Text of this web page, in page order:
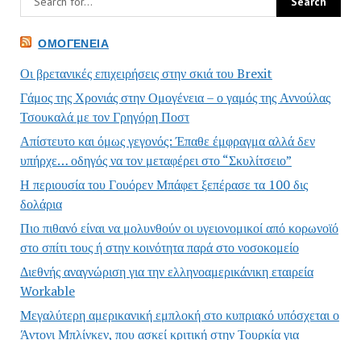
ΟΜΟΓΈΝΕΙΑ
Οι βρετανικές επιχειρήσεις στην σκιά του Brexit
Γάμος της Χρονιάς στην Ομογένεια – ο γαμός της Αννούλας
Τσουκαλά με τον Γρηγόρη Ποστ
Απίστευτο και όμως γεγονός: Έπαθε έμφραγμα αλλά δεν
υπήρχε… οδηγός να τον μεταφέρει στο “Σκυλίτσειο”
Η περιουσία του Γουόρεν Μπάφετ ξεπέρασε τα 100 δις
δολάρια
Πιο πιθανό είναι να μολυνθούν οι υγειονομικοί από κορωνοϊό
στο σπίτι τους ή στην κοινότητα παρά στο νοσοκομείο
Διεθνής αναγνώριση για την ελληνοαμερικάνικη εταιρεία
Workable
Μεγαλύτερη αμερικανική εμπλοκή στο κυπριακό υπόσχεται ο
Άντονι Μπλίνκεν, που ασκεί κριτική στην Τουρκία για